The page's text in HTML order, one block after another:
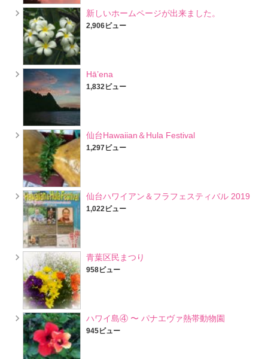
新しいホームページが出来ました。
2,906ビュー
Hā’ena
1,832ビュー
仙台Hawaiian＆Hula Festival
1,297ビュー
仙台ハワイアン＆フラフェスティバル 2019
1,022ビュー
青葉区民まつり
958ビュー
ハワイ島④ 〜 パナエヴァ熱帯動物園
945ビュー